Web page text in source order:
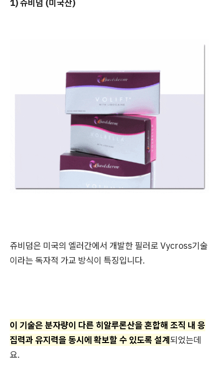
1) 쥬비덤 (미국산)
쥬비덤은 미국의 엘러간에서 개발한 필러로 Vycross기술
이라는 독자적 가교 방식이 특징입니다.
이 기술은 분자량이 다른 히알루론산을 혼합해 조직 내 응
집력과 유지력을 동시에 확보할 수 있도록 설계되었는데
요.